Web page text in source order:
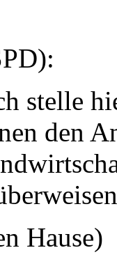
stelle
den
Hause)